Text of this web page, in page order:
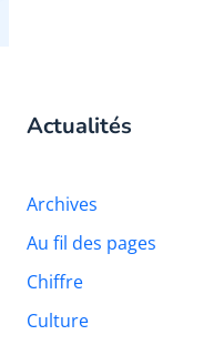
Actualités
Archives
Au fil des pages
Chiffre
Culture